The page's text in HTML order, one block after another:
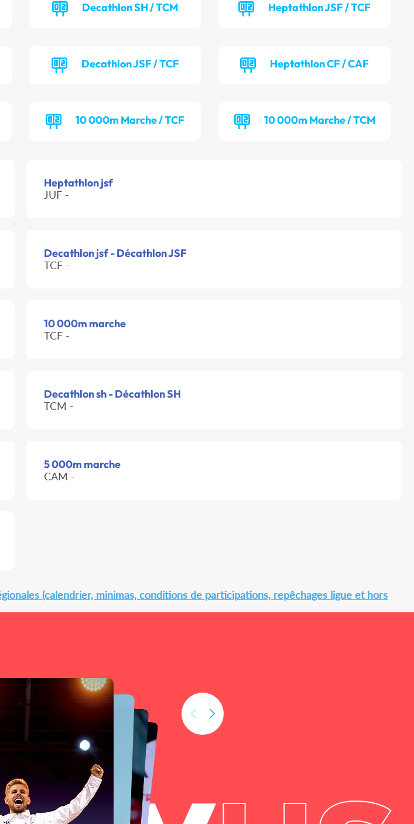
Decathlon SH / TCM Heptathlon JSF / TCF
Decathlon JSF / TCF Heptathlon CF / CAF
10 000m Marche / TCF 10 000m Marche / TCM
Heptathlon jsf
JUF -
Decathlon jsf - Décathlon JSF
TCF -
10 000m marche
TCF -
Decathlon sh - Décathlon SH
TCM -
5 000m marche
CAM -
(calendrier, minimas, conditions de participations, repêchages ligue et hors